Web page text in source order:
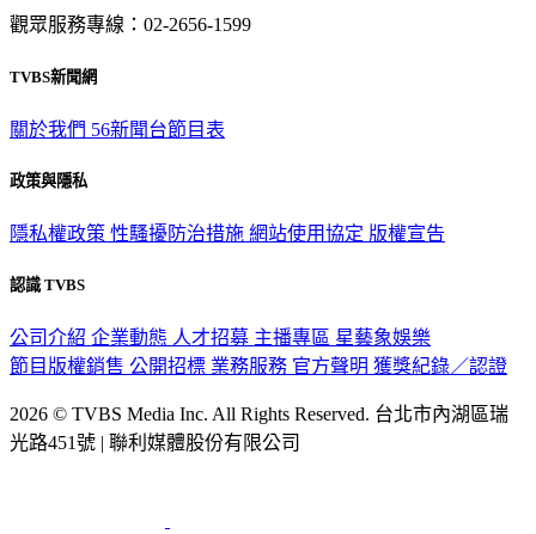
觀眾服務專線：02-2656-1599
TVBS新聞網
關於我們 56新聞台節目表
政策與隱私
隱私權政策 性騷擾防治措施 網站使用協定 版權宣告
認識 TVBS
公司介紹 企業動態 人才招募 主播專區 星藝象娛樂
節目版權銷售 公開招標 業務服務 官方聲明 獲獎紀錄／認證
2026 © TVBS Media Inc. All Rights Reserved. 台北市內湖區瑞
光路451號 | 聯利媒體股份有限公司